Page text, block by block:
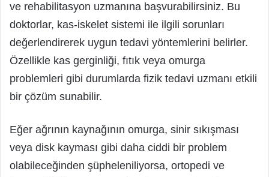
ve rehabilitasyon uzmanına başvurabilirsiniz. Bu
doktorlar, kas-iskelet sistemi ile ilgili sorunları
değerlendirerek uygun tedavi yöntemlerini belirler.
Özellikle kas gerginliği, fıtık veya omurga
problemleri gibi durumlarda fizik tedavi uzmanı etkili
bir çözüm sunabilir.
Eğer ağrının kaynağının omurga, sinir sıkışması
veya disk kayması gibi daha ciddi bir problem
olabileceğinden şüpheleniliyorsa, ortopedi ve